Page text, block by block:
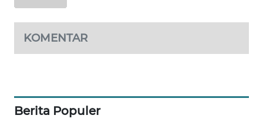
KOMENTAR
Berita Populer
DESA
WISATA